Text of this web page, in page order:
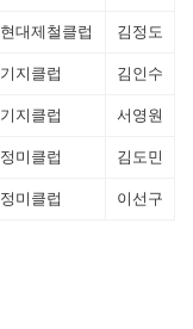
현대제철클럽 김정도
기지클럽 김인수
기지클럽 서영원
정미클럽 김도민
정미클럽 이선구